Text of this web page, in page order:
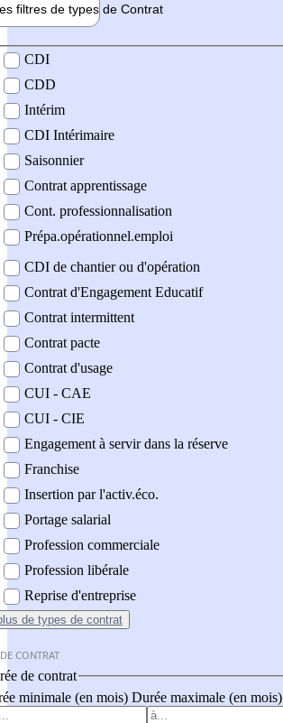
filtres de types de Contrat
contrat
CDI
CDD
Intérim
CDI Intérimaire
Saisonnier
Contrat apprentissage
Cont. professionnalisation
Prépa.opérationnel.emploi
CDI de chantier ou d'opération
Contrat d'Engagement Educatif
Contrat intermittent
Contrat pacte
Contrat d'usage
CUI - CAE
CUI - CIE
Engagement à servir dans la réserve
Franchise
Insertion par l'activ.éco.
Portage salarial
Profession commerciale
Profession libérale
Reprise d'entreprise
de types de contrat
CONTRAT
de contrat
minimale (en mois) Durée maximale (en mois)